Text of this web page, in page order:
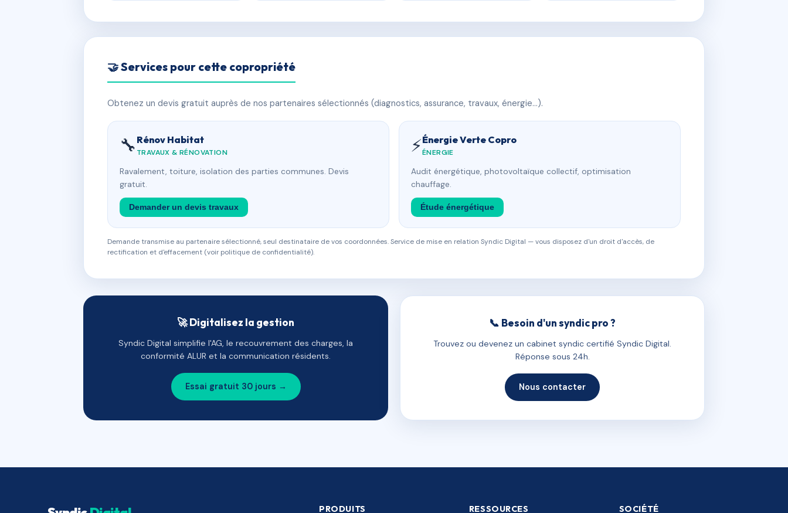
🤝 Services pour cette copropriété
Obtenez un devis gratuit auprès de nos partenaires sélectionnés (diagnostics, assurance, travaux, énergie…).
🔧 Rénov Habitat
TRAVAUX & RÉNOVATION
Ravalement, toiture, isolation des parties communes. Devis
gratuit.
Demander un devis travaux
⚡Énergie Verte Copro
ÉNERGIE
Audit énergétique, photovoltaïque collectif, optimisation
chauffage.
Étude énergétique
Demande transmise au partenaire sélectionné, seul destinataire de vos coordonnées. Service de mise en relation Syndic Digital — vous disposez d'un droit d'accès, de
rectification et d'effacement (voir politique de confidentialité).
🚀 Digitalisez la gestion
Syndic Digital simplifie l'AG, le recouvrement des charges, la
conformité ALUR et la communication résidents.
Essai gratuit 30 jours →
📞 Besoin d'un syndic pro ?
Trouvez ou devenez un cabinet syndic certifié Syndic Digital.
Réponse sous 24h.
Nous contacter
PRODUITS RESSOURCES SOCIÉTÉ